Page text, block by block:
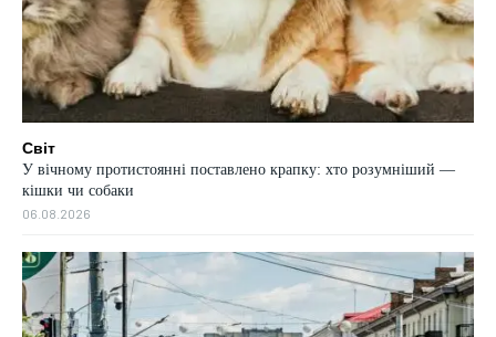
Світ
У вічному протистоянні поставлено крапку: хто розумніший —
кішки чи собаки
06.08.2026